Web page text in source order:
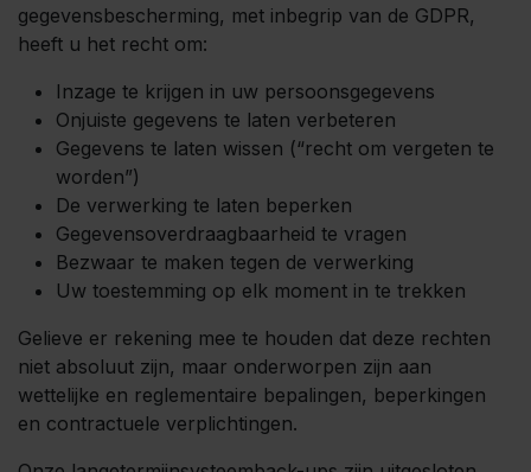
gegevensbescherming, met inbegrip van de GDPR,
heeft u het recht om:
Inzage te krijgen in uw persoonsgegevens
Onjuiste gegevens te laten verbeteren
Gegevens te laten wissen (“recht om vergeten te
worden”)
De verwerking te laten beperken
Gegevensoverdraagbaarheid te vragen
Bezwaar te maken tegen de verwerking
Uw toestemming op elk moment in te trekken
Gelieve er rekening mee te houden dat deze rechten
niet absoluut zijn, maar onderworpen zijn aan
wettelijke en reglementaire bepalingen, beperkingen
en contractuele verplichtingen.